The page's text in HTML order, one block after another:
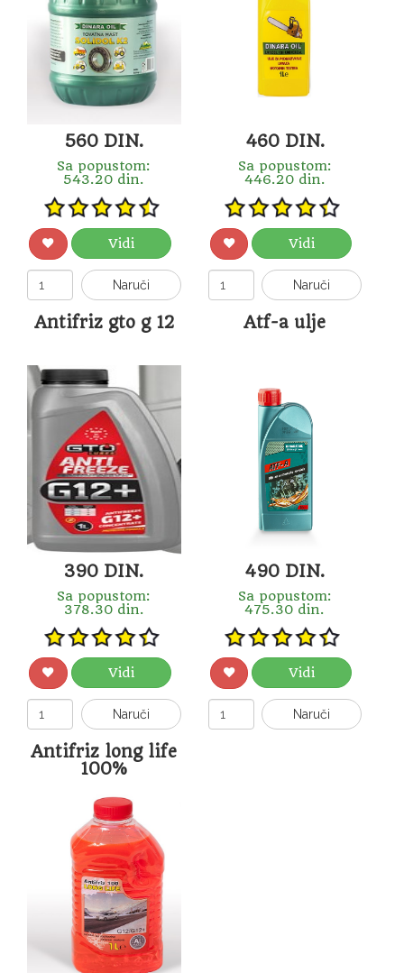
560 DIN.
Sa popustom:
543.20 din.
Vidi
Naruči
460 DIN.
Sa popustom:
446.20 din.
Vidi
Naruči
Antifriz gto g 12
390 DIN.
Sa popustom:
378.30 din.
Vidi
Naruči
Atf-a ulje
490 DIN.
Sa popustom:
475.30 din.
Vidi
Naruči
Antifriz long life
100%